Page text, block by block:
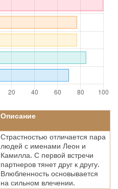
Описание
Страстностью отличается пара
людей с именами Леон и
Камилла. С первой встречи
партнеров тянет друг к другу.
Влюбленность основывается
на сильном влечении.